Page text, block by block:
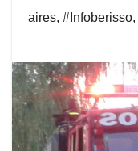
aires, #Infoberisso,